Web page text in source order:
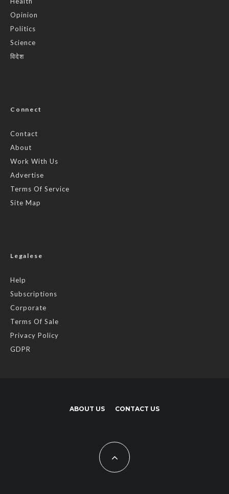
Opinion
Politics
Science
विदेश
Connect
Contact
About
Work With Us
Advertise
Terms Of Service
Site Map
Legalese
Help
Subscriptions
Corporate
Terms Of Sale
Privacy Policy
GDPR
ABOUT US CONTACT US